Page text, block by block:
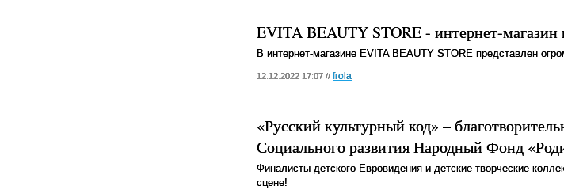
EVITA BEAUTY STORE - интернет-
В интернет-магазине EVITA BEAUTY STORE представлен
12.12.2022 17:07 // frola
«Русский культурный код» –
Социального развития Народный Фонд
Финалисты детского Евровидения и детские творческие
сцене!